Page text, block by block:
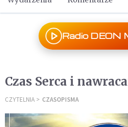
Radio DEON
Czas Serca i
CZYTELNIA CZASOPISMA